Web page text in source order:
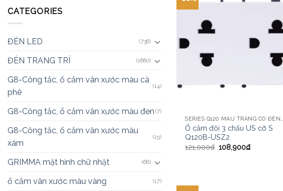
CATEGORIES
ĐÈN LED (736)
ĐÈN TRANG TRÍ (1880)
G8-Công tắc, ổ cắm vân xước màu cà
phê
(14)
G8-Công tắc, ổ cắm vân xước màu đen (7)
G8-Công tắc, ổ cắm vân xước màu
xám
(15)
GRIMMA mặt hình chữ nhật (68)
ổ cắm vân xước màu vàng (17)
SERIES Q120 MÀU TRẮNG CÓ ĐÈN LED CHI TIẾT
Ổ cắm đôi 3 chấu US cỡ S
Q120B-USZ2
121,000₫ 108,900₫